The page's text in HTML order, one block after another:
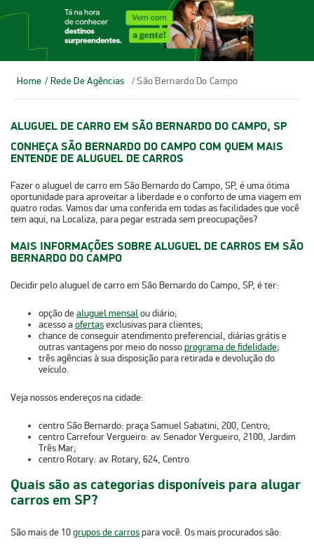
Home / Rede De Agências / São Bernardo Do Campo
ALUGUEL DE CARRO EM SÃO BERNARDO DO CAMPO, SP
CONHEÇA SÃO BERNARDO DO CAMPO COM QUEM MAIS
ENTENDE DE ALUGUEL DE CARROS
Fazer oaluguel de carro em São Bernardo do Campo, SP, é uma ótima
oportunidade para aproveitar a liberdade e o conforto de uma viagem em
quatro rodas. Vamos dar uma conferida em todas as facilidades que você
tem aqui, na Localiza, para pegar estrada sem preocupações? ​​
MAIS INFORMAÇÕES SOBRE ALUGUEL DE CARROS EM SÃO
BERNARDO DO CAMPO
Decidir peloaluguel de carro em São Bernardo do Campo, SP, é ter:
opção dealuguel mensalou diário;
acesso aofertasexclusivas para clientes;
chance de conseguiratendimento preferencial, diárias grátise
outras vantagens por meio do nossoprograma de fidelidade;
três agências à sua disposiçãopara retirada e devolução do
veículo.
Veja nossos endereços na cidade:
centro São Bernardo: praça Samuel Sabatini, 200, Centro;
centro Carrefour Vergueiro: av. Senador Vergueiro, 2100, Jardim
Três Mar;
centro Rotary: av. Rotary, 624, Centro.
Quais são as categorias disponíveis para alugar
carros em SP?
São mais de 10grupos de carrospara você. Os mais procurados são: